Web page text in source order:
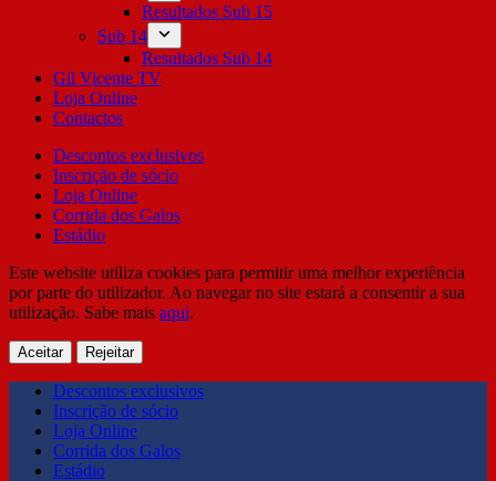
Resultados Sub 15
Sub 14
Resultados Sub 14
Gil Vicente TV
Loja Online
Contactos
Descontos exclusivos
Inscrição de sócio
Loja Online
Corrida dos Galos
Estádio
Este website utiliza cookies para permitir uma melhor experiência
por parte do utilizador. Ao navegar no site estará a consentir a sua
utilização. Sabe mais aqui.
Aceitar Rejeitar
Descontos exclusivos
Inscrição de sócio
Loja Online
Corrida dos Galos
Estádio